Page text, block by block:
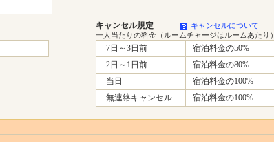
キャンセル規定
キャンセルについて
一人当たりの料金（ルームチャージはルームあたり）
7日～3日前
宿泊料金の50%
2日～1日前
宿泊料金の80%
当日
宿泊料金の100%
無連絡キャンセル
宿泊料金の100%